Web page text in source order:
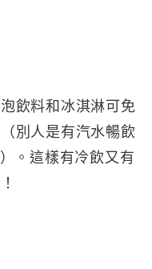
飲料和冰淇淋可免
別人是有汽水暢飲
。這樣有冷飲又有